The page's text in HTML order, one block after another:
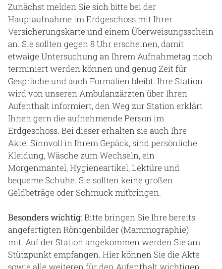
Zunächst melden Sie sich bitte bei der
Hauptaufnahme im Erdgeschoss mit Ihrer
Versicherungskarte und einem Überweisungsschein
an. Sie sollten gegen 8 Uhr erscheinen, damit
etwaige Untersuchung an Ihrem Aufnahmetag noch
terminiert werden können und genug Zeit für
Gespräche und auch Formalien bleibt. Ihre Station
wird von unseren Ambulanzärzten über Ihren
Aufenthalt informiert, den Weg zur Station erklärt
Ihnen gern die aufnehmende Person im
Erdgeschoss. Bei dieser erhalten sie auch Ihre
Akte. Sinnvoll in Ihrem Gepäck, sind persönliche
Kleidung, Wäsche zum Wechseln, ein
Morgenmantel, Hygieneartikel, Lektüre und
bequeme Schuhe. Sie sollten keine großen
Geldbeträge oder Schmuck mitbringen.
Besonders wichtig: Bitte bringen Sie Ihre bereits
angefertigten Röntgenbilder (Mammographie)
mit. Auf der Station angekommen werden Sie am
Stützpunkt empfangen. Hier können Sie die Akte
sowie alle weiteren für den Aufenthalt wichtigen